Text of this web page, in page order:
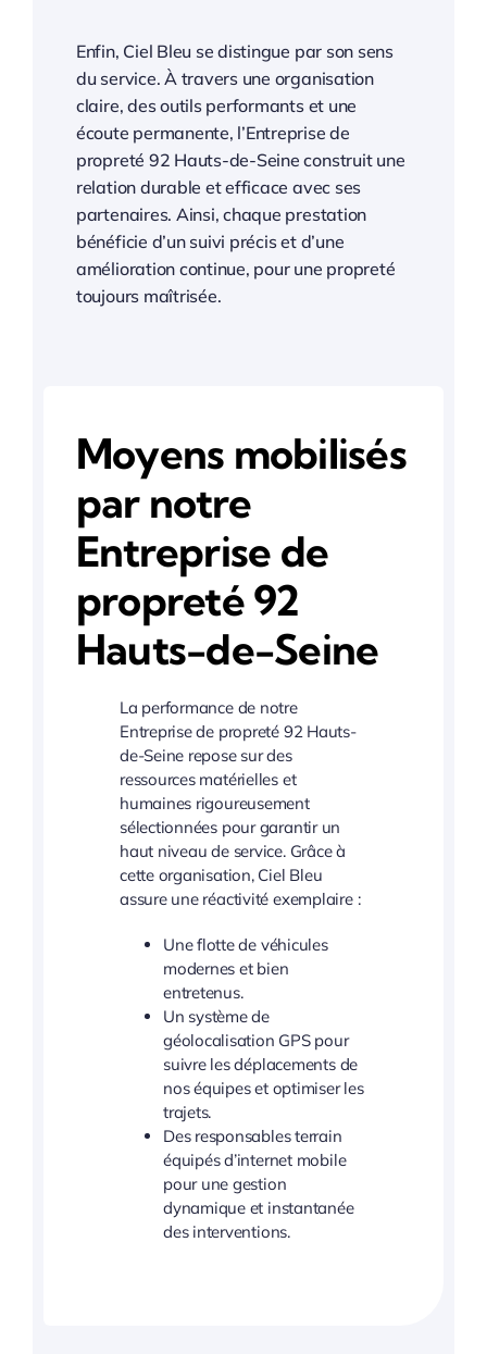
Enfin, Ciel Bleu se distingue par son sens
du service. À travers une organisation
claire, des outils performants et une
écoute permanente, l’Entreprise de
propreté 92 Hauts-de-Seine construit une
relation durable et efficace avec ses
partenaires. Ainsi, chaque prestation
bénéficie d’un suivi précis et d’une
amélioration continue, pour une propreté
toujours maîtrisée.
Moyens mobilisés
par notre
Entreprise de
propreté 92
Hauts-de-Seine
La performance de notre
Entreprise de propreté 92 Hauts-
de-Seine repose sur des
ressources matérielles et
humaines rigoureusement
sélectionnées pour garantir un
haut niveau de service. Grâce à
cette organisation, Ciel Bleu
assure une réactivité exemplaire :
Une flotte de véhicules
modernes et bien
entretenus.
Un système de
géolocalisation GPS pour
suivre les déplacements de
nos équipes et optimiser les
trajets.
Des responsables terrain
équipés d’internet mobile
pour une gestion
dynamique et instantanée
des interventions.